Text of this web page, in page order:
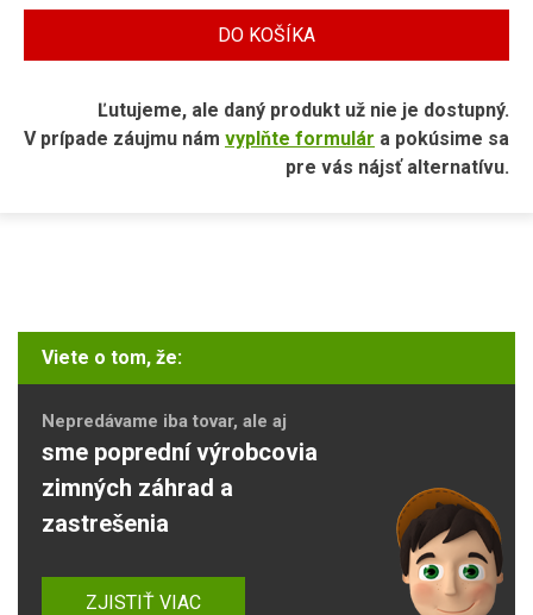
DO KOŠÍKA
Ľutujeme, ale daný produkt už nie je dostupný.
V prípade záujmu nám vyplňte formulár a pokúsime sa
pre vás nájsť alternatívu.
Viete o tom, že:
Nepredávame iba tovar, ale aj
sme poprední výrobcovia
zimných záhrad a
zastrešenia
ZJISTIŤ VIAC